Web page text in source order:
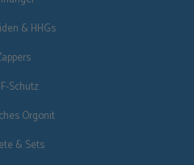
& HHGs
Schutz
Orgonit
& Sets